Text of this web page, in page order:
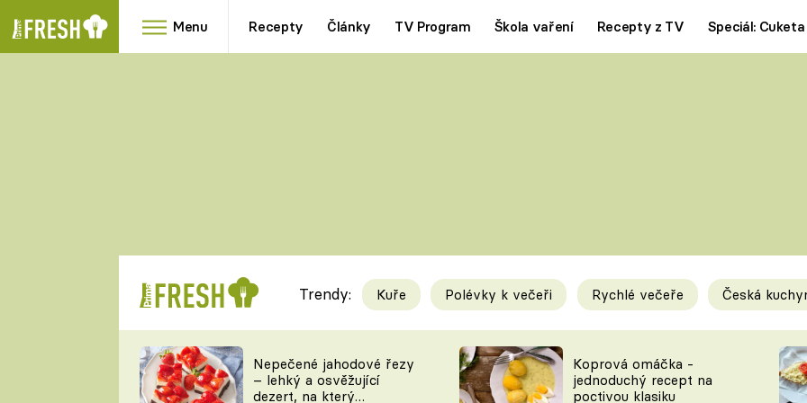
Menu Recepty Články TV Program Škola vaření Recepty z TV Speciál: Cuketa
RYCHLOVKY
Videorecepty
TEĎ VAŘÍ ŠÉF!
Tipy a triky
KAM ZA JÍDLEM
Trendy: Kuře Polévky k večeři Rychlé večeře Česká
Nepečené jahodové řezy
– lehký a osvěžující
dezert, na který
Koprová omáčka -
jednoduchý recept na
poctivou klasiku